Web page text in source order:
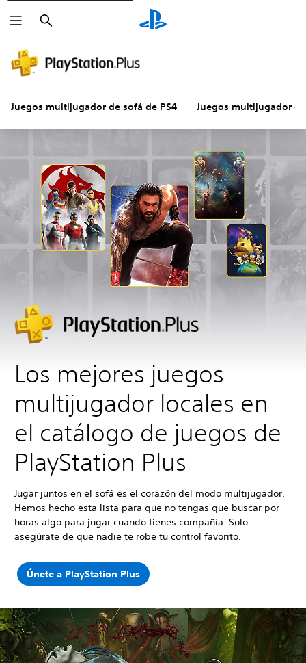
Buscar
Juegos multijugador de sofá de PS4 Juegos multijugador
Los mejores juegos
multijugador locales en
el catálogo de juegos de
PlayStation Plus
Jugar juntos en el sofá es el corazón del modo multijugador.
Hemos hecho esta lista para que no tengas que buscar por
horas algo para jugar cuando tienes compañía. Solo
asegúrate de que nadie te robe tu control favorito.
Únete a PlayStation Plus